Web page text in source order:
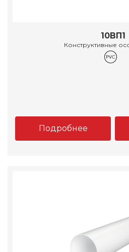
10ВП1
Конструктивные
Подробнее